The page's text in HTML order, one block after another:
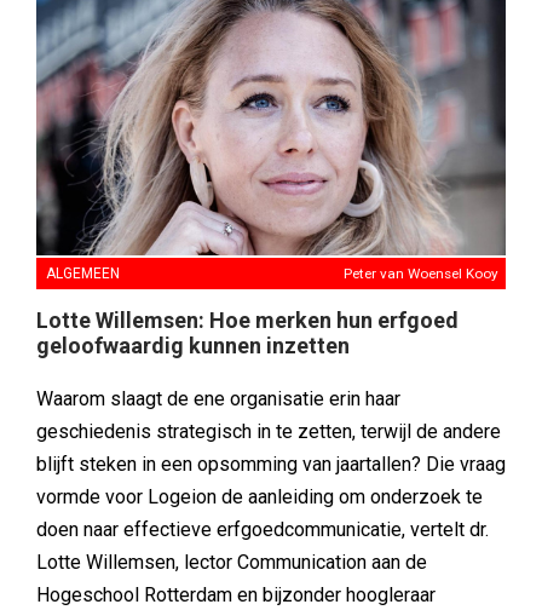
ALGEMEEN Peter van Woensel Kooy
Lotte Willemsen: Hoe merken hun erfgoed
geloofwaardig kunnen inzetten
Waarom slaagt de ene organisatie erin haar
geschiedenis strategisch in te zetten, terwijl de andere
blijft steken in een opsomming van jaartallen? Die vraag
vormde voor Logeion de aanleiding om onderzoek te
doen naar effectieve erfgoedcommunicatie, vertelt dr.
Lotte Willemsen, lector Communication aan de
Hogeschool Rotterdam en bijzonder hoogleraar